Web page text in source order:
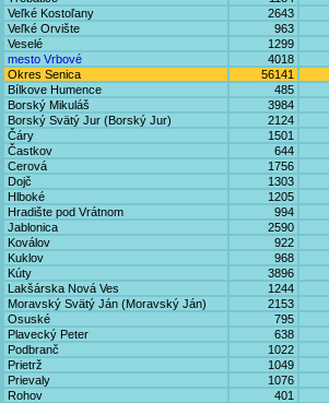
Veľké Kostoľany
2643
Veľké Orvište
963
Veselé
1299
mesto Vrbové
4018
Okres Senica
56141
Bílkove Humence
485
Borský Mikuláš
3984
Borský Svätý Jur (Borský Jur)
2124
Čáry
1501
Častkov
644
Cerová
1756
Dojč
1303
Hlboké
1205
Hradište pod Vrátnom
994
Jablonica
2590
Koválov
922
Kuklov
968
Kúty
3896
Lakšárska Nová Ves
1244
Moravský Svätý Ján (Moravský Ján)
2153
Osuské
795
Plavecký Peter
638
Podbranč
1022
Prietrž
1049
Prievaly
1076
Rohov
401